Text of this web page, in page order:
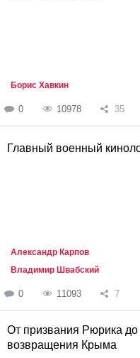
Борис Хавкин
0 10978 35
Главный военный
Александр Карпов
Владимир Швабский
0 11093 7
От призвания Рюрика до
возвращения Крыма